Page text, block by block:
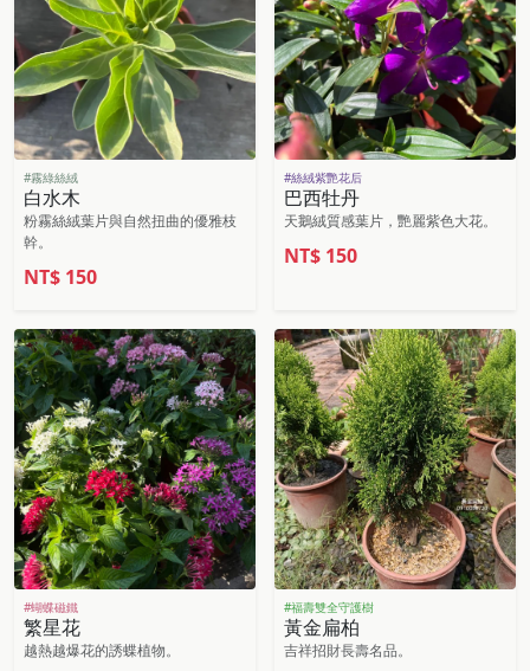
#霧綠絲絨
白水木
粉霧絲絨葉片與自然扭曲的優雅枝
幹。
NT$ 150
#絲絨紫艷花后
巴西牡丹
天鵝絨質感葉片，艷麗紫色大花。
NT$ 150
#蝴蝶磁鐵
繁星花
越熱越爆花的誘蝶植物。
#福壽雙全守護樹
黃金扁柏
吉祥招財長壽名品。